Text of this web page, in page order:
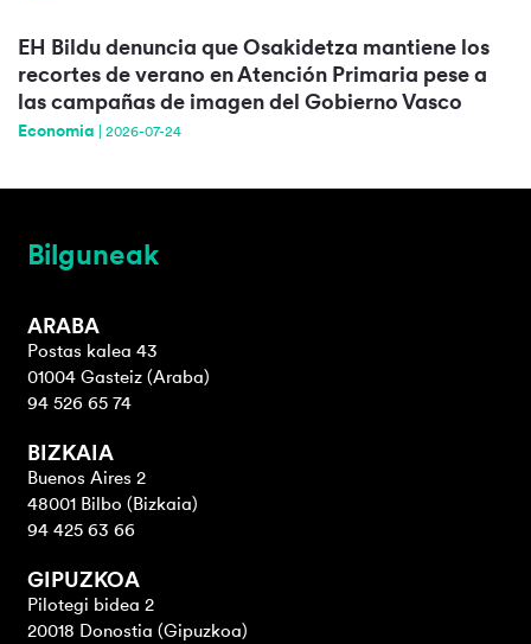
EH Bildu denuncia que Osakidetza mantiene los
recortes de verano en Atención Primaria pese a
las campañas de imagen del Gobierno Vasco
Economia 2026-07-24
Bilguneak
ARABA
Postas kalea 43
01004 Gasteiz (Araba)
94 526 65 74
BIZKAIA
Buenos Aires 2
48001 Bilbo (Bizkaia)
94 425 63 66
GIPUZKOA
Pilotegi bidea 2
20018 Donostia (Gipuzkoa)